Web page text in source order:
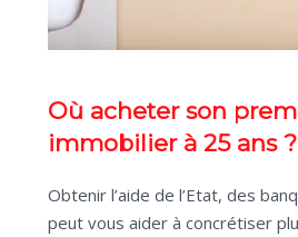
Où acheter son
immobilier à 25 ans ?
Obtenir l’aide de l’Etat, des
peut vous aider à concrétiser